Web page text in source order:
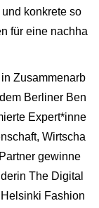
konkrete so
für eine nachha
Zusammenarb
Berliner Ben
Expert*inne
Wirtscha
gewinne
The Digital
Fashion